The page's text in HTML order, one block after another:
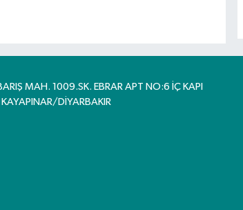
MAH. 1009.SK. EBRAR APT NO:6 İÇ KAPI
DİYARBAKIR